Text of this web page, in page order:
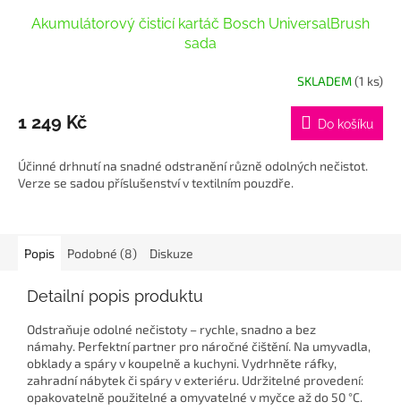
Akumulátorový čisticí kartáč Bosch UniversalBrush
sada
SKLADEM(1 ks)
1 249 Kč Do košíku
Účinné drhnutí na snadné odstranění různě odolných nečistot.
Verze se sadou příslušenství v textilním pouzdře.
Popis Podobné (8) Diskuze
Detailní popis produktu
Odstraňuje odolné nečistoty – rychle, snadno a bez
námahy. Perfektní partner pro náročné čištění. Na umyvadla,
obklady a spáry v koupelně a kuchyni. Vydrhněte ráfky,
zahradní nábytek či spáry v exteriéru. Udržitelné provedení:
opakovatelně použitelné a omyvatelné v myčce až do 50 °C.